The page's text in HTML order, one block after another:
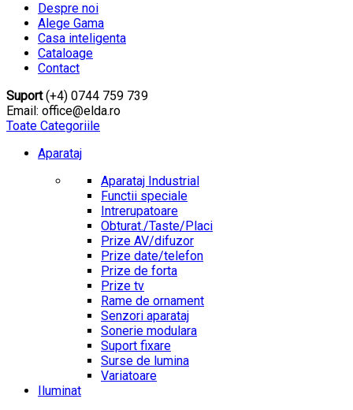
Despre noi
Alege Gama
Casa inteligenta
Cataloage
Contact
Suport(+4) 0744 759 739
Email: office@elda.ro
Toate Categoriile
Aparataj
Aparataj Industrial
Functii speciale
Intrerupatoare
Obturat./Taste/Placi
Prize AV/difuzor
Prize date/telefon
Prize de forta
Prize tv
Rame de ornament
Senzori aparataj
Sonerie modulara
Suport fixare
Surse de lumina
Variatoare
Iluminat